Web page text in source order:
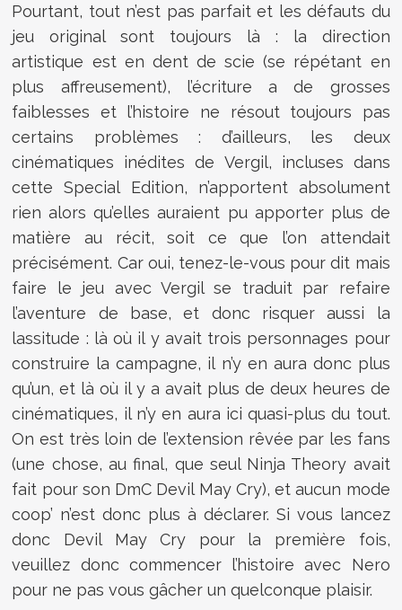
Pourtant, tout n’est pas parfait et les défauts du
jeu original sont toujours là : la direction
artistique est en dent de scie (se répétant en
plus affreusement), l’écriture a de grosses
faiblesses et l’histoire ne résout toujours pas
certains problèmes : d’ailleurs, les deux
cinématiques inédites de Vergil, incluses dans
cette Special Edition, n’apportent absolument
rien alors qu’elles auraient pu apporter plus de
matière au récit, soit ce que l’on attendait
précisément. Car oui, tenez-le-vous pour dit mais
faire le jeu avec Vergil se traduit par refaire
l’aventure de base, et donc risquer aussi la
lassitude : là où il y avait trois personnages pour
construire la campagne, il n’y en aura donc plus
qu’un, et là où il y a avait plus de deux heures de
cinématiques, il n’y en aura ici quasi-plus du tout.
On est très loin de l’extension rêvée par les fans
(une chose, au final, que seul Ninja Theory avait
fait pour son DmC Devil May Cry), et aucun mode
coop’ n’est donc plus à déclarer. Si vous lancez
donc Devil May Cry pour la première fois,
veuillez donc commencer l’histoire avec Nero
pour ne pas vous gâcher un quelconque plaisir.